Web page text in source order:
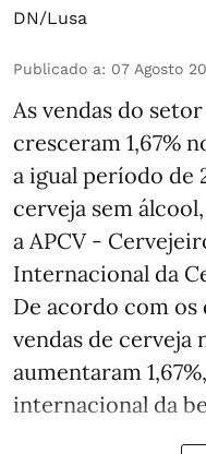
DN/Lusa
Publicado a: 07 Agosto
As vendas do
cresceram 1,67%
a igual período de
cerveja sem
a APCV -
Internacional da
De acordo com os
vendas de cerveja
aumentaram
internacional da